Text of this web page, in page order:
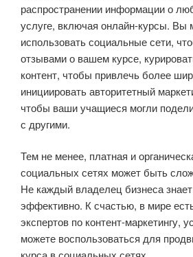
распространении информации о
услуге, включая онлайн-курсы. Вы
использовать социальные сети,
отзывами о вашем курсе,
контент, чтобы привлечь более
инициировать авторитетный
чтобы ваши учащиеся могли
с другими.
Тем не менее, платная и
социальных сетях может быть
Не каждый владелец бизнеса
эффективно. К счастью, в мире
экспертов по контент-маркетингу,
можете воспользоваться для